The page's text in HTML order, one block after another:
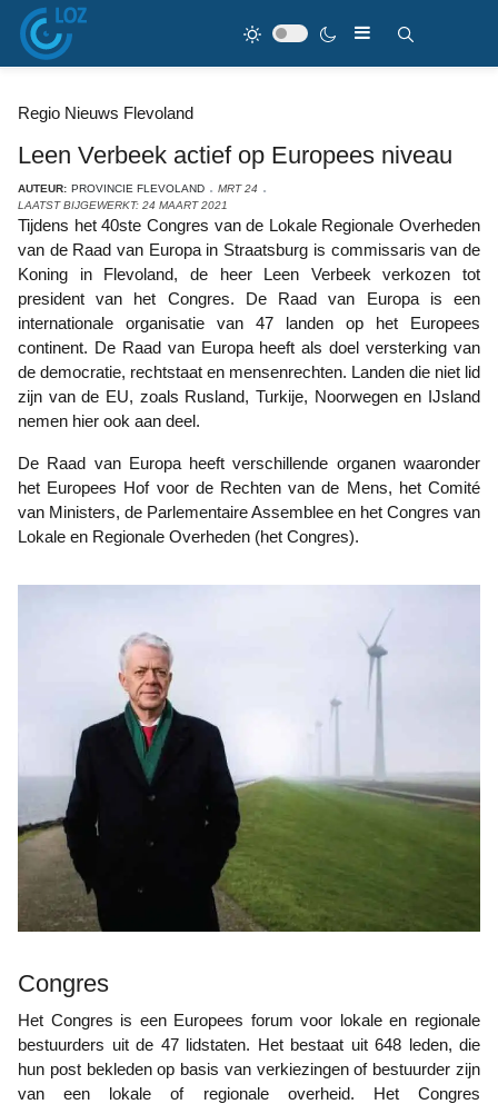
Regio Nieuws Flevoland
Leen Verbeek actief op Europees niveau
AUTEUR: PROVINCIE FLEVOLAND
MRT 24
LAATST BIJGEWERKT: 24 MAART 2021
Tijdens het 40ste Congres van de Lokale Regionale Overheden
van de Raad van Europa in Straatsburg is commissaris van de
Koning in Flevoland, de heer Leen Verbeek verkozen tot
president van het Congres. De Raad van Europa is een
internationale organisatie van 47 landen op het Europees
continent. De Raad van Europa heeft als doel versterking van
de democratie, rechtstaat en mensenrechten. Landen die niet lid
zijn van de EU, zoals Rusland, Turkije, Noorwegen en IJsland
nemen hier ook aan deel.
De Raad van Europa heeft verschillende organen waaronder
het Europees Hof voor de Rechten van de Mens, het Comité
van Ministers, de Parlementaire Assemblee en het Congres van
Lokale en Regionale Overheden (het Congres).
Congres
Het Congres is een Europees forum voor lokale en regionale
bestuurders uit de 47 lidstaten. Het bestaat uit 648 leden, die
hun post bekleden op basis van verkiezingen of bestuurder zijn
van een lokale of regionale overheid. Het Congres